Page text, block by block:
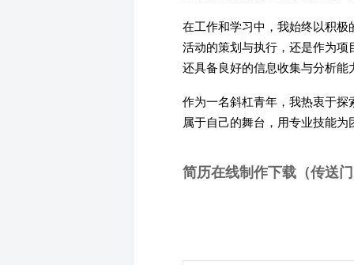
在工作和学习中，我始终以积
活动的策划与执行，还是作为
还具备良好的信息收集与分析
作为一名斜杠青年，我热衷于
属于自己的舞台，用专业技能
简历在线制作下载（传送